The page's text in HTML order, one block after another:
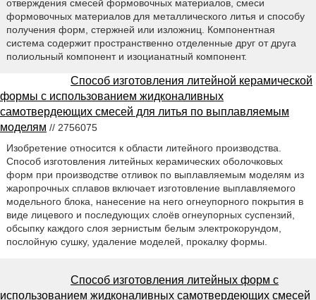
отверждения смесей формовочных материалов, смеси
формовочных материалов для металлического литья и способу
получения форм, стержней или изложниц. Компонентная
система содержит пространственно отделенные друг от друга
полиольный компонент и изоцианатный компонент.
Способ изготовления литейной керамической
формы с использованием жидконаливных
самотвердеющих смесей для литья по выплавляемым
моделям // 2756075
Изобретение относится к области литейного производства.
Способ изготовления литейных керамических оболочковых
форм при производстве отливок по выплавляемым моделям из
жаропрочных сплавов включает изготовление выплавляемого
модельного блока, нанесение на него огнеупорного покрытия в
виде лицевого и последующих слоёв огнеупорных суспензий,
обсыпку каждого слоя зернистым белым электрокорундом,
послойную сушку, удаление моделей, прокалку формы.
Способ изготовления литейных форм с
использованием жидконаливных самотвердеющих смесей